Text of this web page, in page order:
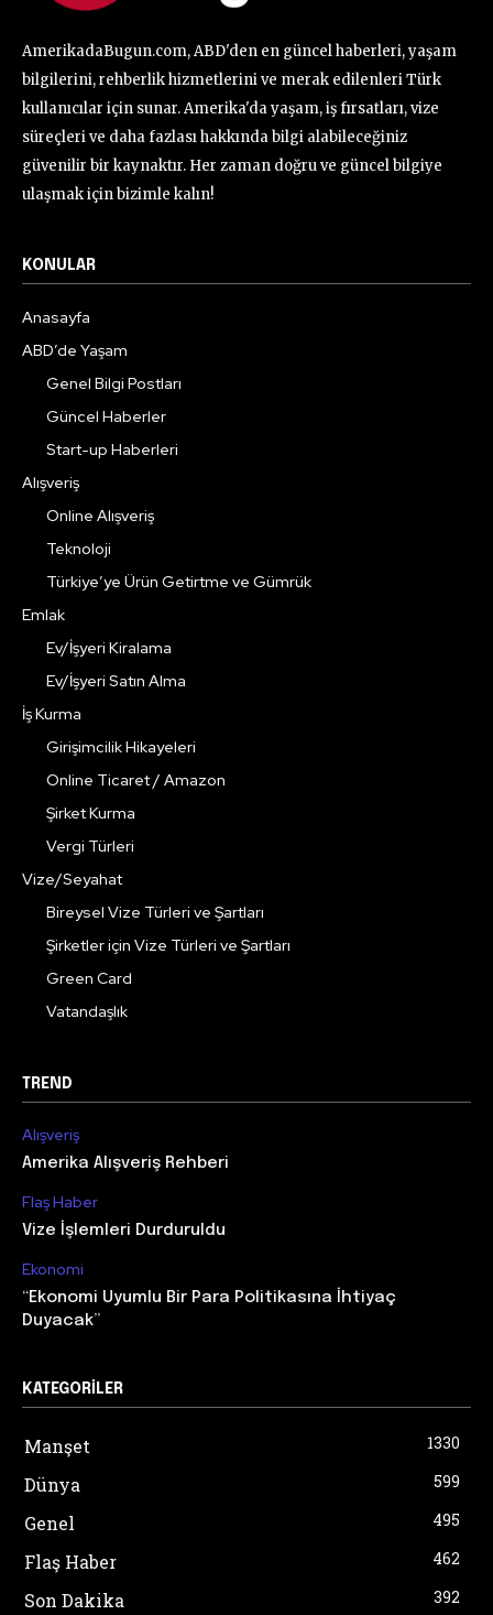
AmerikadaBugun.com, ABD'den en güncel haberleri, yaşam
bilgilerini, rehberlik hizmetlerini ve merak edilenleri Türk
kullanıcılar için sunar. Amerika'da yaşam, iş fırsatları, vize
süreçleri ve daha fazlası hakkında bilgi alabileceğiniz
güvenilir bir kaynaktır. Her zaman doğru ve güncel bilgiye
ulaşmak için bizimle kalın!
KONULAR
Anasayfa
ABD’de Yaşam
Genel Bilgi Postları
Güncel Haberler
Start-up Haberleri
Alışveriş
Online Alışveriş
Teknoloji
Türkiye’ye Ürün Getirtme ve Gümrük
Emlak
Ev/İşyeri Kiralama
Ev/İşyeri Satın Alma
İş Kurma
Girişimcilik Hikayeleri
Online Ticaret / Amazon
Şirket Kurma
Vergi Türleri
Vize/Seyahat
Bireysel Vize Türleri ve Şartları
Şirketler için Vize Türleri ve Şartları
Green Card
Vatandaşlık
TREND
Alışveriş
Amerika Alışveriş Rehberi
Flaş Haber
Vize İşlemleri Durduruldu
Ekonomi
“Ekonomi Uyumlu Bir Para Politikasına İhtiyaç
Duyacak”
KATEGORILER
Manşet 1330
Dünya 599
Genel 495
Flaş Haber 462
Son Dakika 392